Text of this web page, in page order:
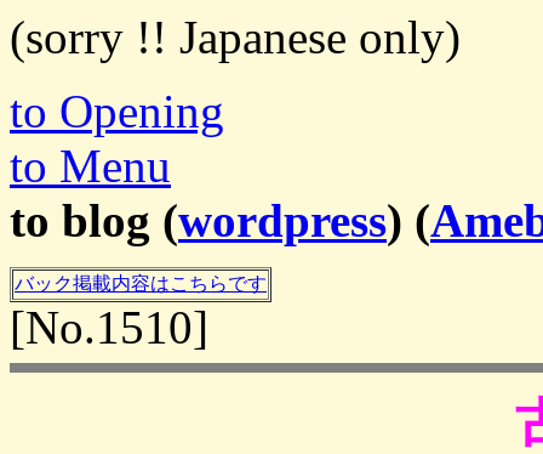
(sorry !! Japanese only)
to Opening
to Menu
to blog (wordpress) (
バック掲載内容はこちらです
[No.1510]